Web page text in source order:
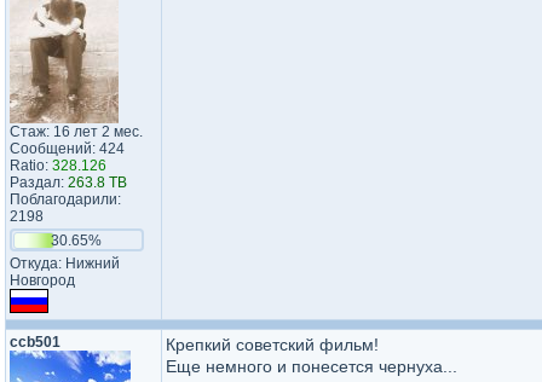
Стаж: 16 лет 2 мес.
Сообщений: 424
Ratio: 328.126
Раздал: 263.8 TB
Поблагодарили:
2198
30.65%
Откуда: Нижний
Новгород
ccb501
Крепкий советский фильм!
Еще немного и понесется чернуха...